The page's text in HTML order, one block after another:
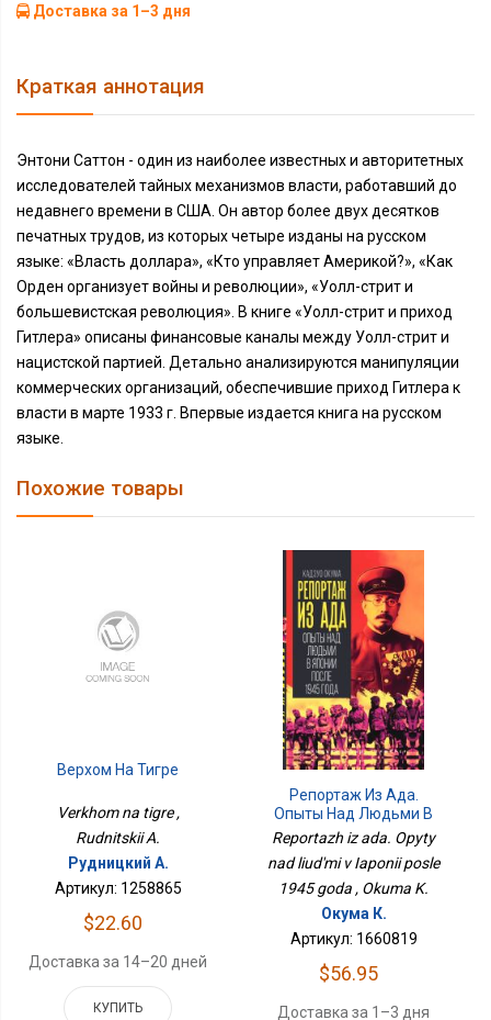
Доставка за 1–3 дня
Краткая аннотация
Энтони Саттон - один из наиболее известных и авторитетных
исследователей тайных механизмов власти, работавший до
недавнего времени в США. Он автор более двух десятков
печатных трудов, из которых четыре изданы на русском
языке: «Власть доллара», «Кто управляет Америкой?», «Как
Орден организует войны и революции», «Уолл-стрит и
большевистская революция». В книге «Уолл-стрит и приход
Гитлера» описаны финансовые каналы между Уолл-стрит и
нацистской партией. Детально анализируются манипуляции
коммерческих организаций, обеспечившие приход Гитлера к
власти в марте 1933 г. Впервые издается книга на русском
языке.
Похожие товары
Верхом На Тигре
Verkhom na tigre ,
Rudnitskii A.
Рудницкий А.
Артикул: 1258865
$22.60
Доставка за 14–20 дней
КУПИТЬ
Репортаж Из Ада.
Опыты Над Людьми В
Японии После 1945 Года
Reportazh iz ada. Opyty
nad liud'mi v Iaponii posle
1945 goda , Okuma K.
Окума К.
Артикул: 1660819
$56.95
Доставка за 1–3 дня